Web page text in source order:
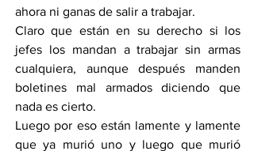
ahora ni ganas de salir a trabajar.
Claro que están en su derecho si los
jefes los mandan a trabajar sin armas
cualquiera, aunque después manden
boletines mal armados diciendo que
nada es cierto.
Luego por eso están lamente y lamente
que ya murió uno y luego que murió